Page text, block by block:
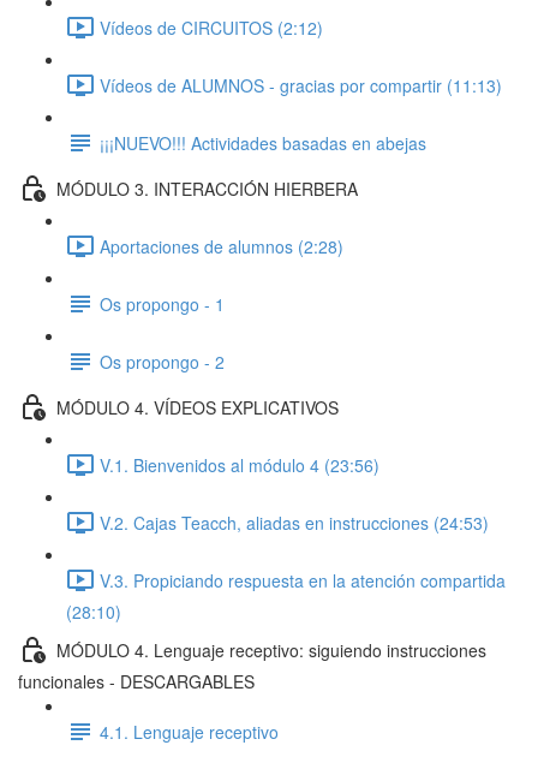
Vídeos de CIRCUITOS (2:12)
Vídeos de ALUMNOS - gracias por compartir (11:13)
¡¡¡NUEVO!!! Actividades basadas en abejas
MÓDULO 3. INTERACCIÓN HIERBERA
Aportaciones de alumnos (2:28)
Os propongo - 1
Os propongo - 2
MÓDULO 4. VÍDEOS EXPLICATIVOS
V.1. Bienvenidos al módulo 4 (23:56)
V.2. Cajas Teacch, aliadas en instrucciones (24:53)
V.3. Propiciando respuesta en la atención compartida
(28:10)
MÓDULO 4. Lenguaje receptivo: siguiendo instrucciones
funcionales - DESCARGABLES
4.1. Lenguaje receptivo